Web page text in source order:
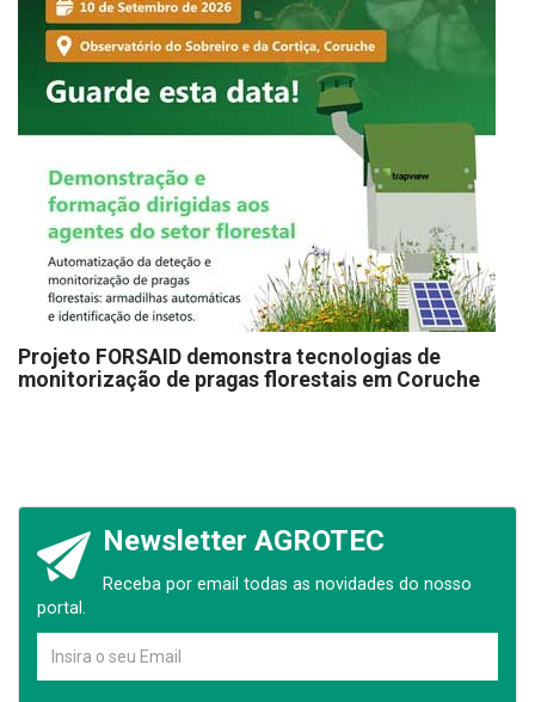
Projeto FORSAID demonstra tecnologias de
monitorização de pragas florestais em Coruche
Newsletter AGROTEC
Receba por email todas as novidades do nosso
portal.